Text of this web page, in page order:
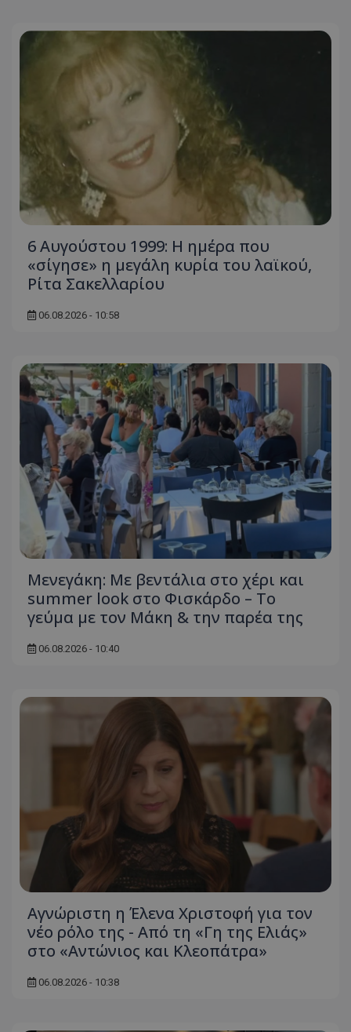
6 Αυγούστου 1999: Η ημέρα που
«σίγησε» η μεγάλη κυρία του λαϊκού,
Ρίτα Σακελλαρίου
06.08.2026 - 10:58
Μενεγάκη: Με βεντάλια στο χέρι και
summer look στο Φισκάρδο – Το
γεύμα με τον Μάκη & την παρέα της
06.08.2026 - 10:40
Αγνώριστη η Έλενα Χριστοφή για τον
νέο ρόλο της - Από τη «Γη της Ελιάς»
στο «Αντώνιος και Κλεοπάτρα»
06.08.2026 - 10:38